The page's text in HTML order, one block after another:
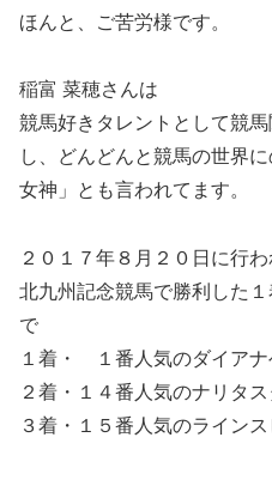
ほんと、ご苦労様です。
稲富 菜穂さんは
競馬好きタレントとして競
し、どんどんと競馬の世界
女神」とも言われてます。
２０１７年８月２０日に行わ
北九州記念競馬で勝利した
で
１着・ １番人気のダイアナ
２着・１４番人気のナリタ
３着・１５番人気のラインス